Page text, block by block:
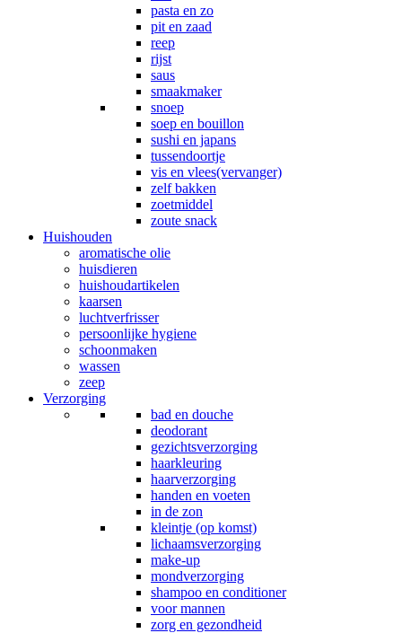
pasta en zo
pit en zaad
reep
rijst
saus
smaakmaker
snoep
soep en bouillon
sushi en japans
tussendoortje
vis en vlees(vervanger)
zelf bakken
zoetmiddel
zoute snack
Huishouden
aromatische olie
huisdieren
huishoudartikelen
kaarsen
luchtverfrisser
persoonlijke hygiene
schoonmaken
wassen
zeep
Verzorging
bad en douche
deodorant
gezichtsverzorging
haarkleuring
haarverzorging
handen en voeten
in de zon
kleintje (op komst)
lichaamsverzorging
make-up
mondverzorging
shampoo en conditioner
voor mannen
zorg en gezondheid